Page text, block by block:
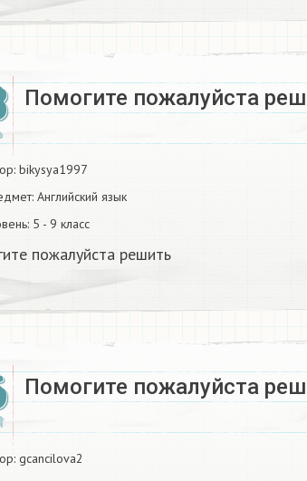
Помогите пожалуйста
bikysya1997
Английский язык
5 - 9 класс
пожалуйста решить
Помогите пожалуйста
gcancilova2